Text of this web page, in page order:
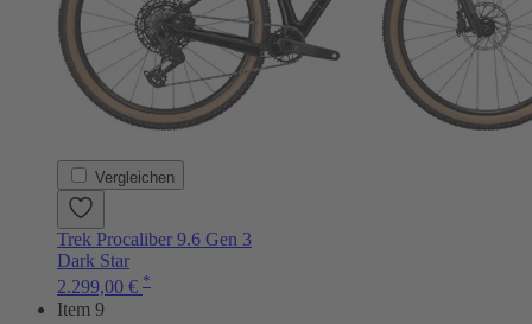
Vergleichen
Trek Procaliber 9.6 Gen 3
Dark Star
2.299,00 € *
Item 9